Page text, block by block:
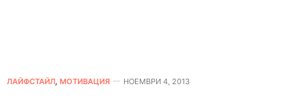
ЛАЙФСТАЙЛ, МОТИВАЦИЯ НОЕМВРИ 4, 2013